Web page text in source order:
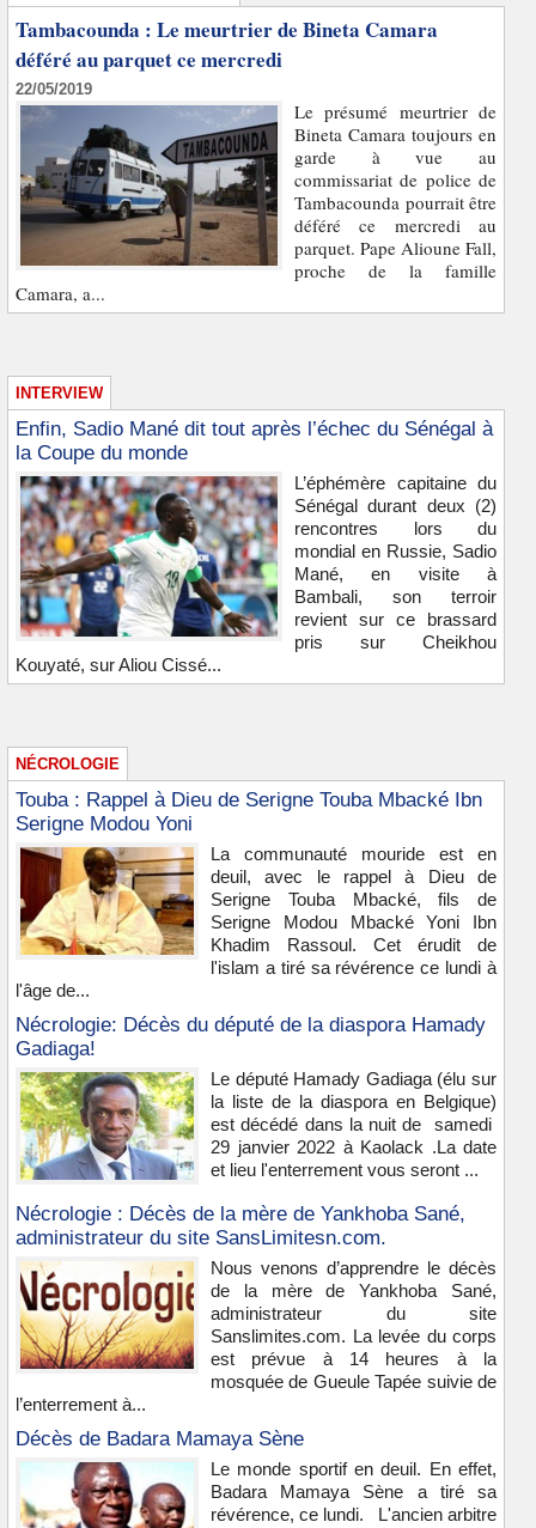
Tambacounda : Le meurtrier de Bineta Camara
déféré au parquet ce mercredi
22/05/2019
Le présumé meurtrier de
Bineta Camara toujours en
garde à vue au
commissariat de police de
Tambacounda pourrait être
déféré ce mercredi au
parquet. Pape Alioune Fall,
proche de la famille
Camara, a...
INTERVIEW
Enfin, Sadio Mané dit tout après l’échec du Sénégal à
la Coupe du monde
L’éphémère capitaine du
Sénégal durant deux (2)
rencontres lors du
mondial en Russie, Sadio
Mané, en visite à
Bambali, son terroir
revient sur ce brassard
pris sur Cheikhou
Kouyaté, sur Aliou Cissé...
NÉCROLOGIE
Touba : Rappel à Dieu de Serigne Touba Mbacké Ibn
Serigne Modou Yoni
La communauté mouride est en
deuil, avec le rappel à Dieu de
Serigne Touba Mbacké, fils de
Serigne Modou Mbacké Yoni Ibn
Khadim Rassoul. Cet érudit de
l'islam a tiré sa révérence ce lundi à
l'âge de...
Nécrologie: Décès du député de la diaspora Hamady
Gadiaga!
Le député Hamady Gadiaga (élu sur
la liste de la diaspora en Belgique)
est décédé dans la nuit de samedi
29 janvier 2022 à Kaolack .La date
et lieu l'enterrement vous seront ...
Nécrologie : Décès de la mère de Yankhoba Sané,
administrateur du site SansLimitesn.com.
Nous venons d’apprendre le décès
de la mère de Yankhoba Sané,
administrateur du site
Sanslimites.com. La levée du corps
est prévue à 14 heures à la
mosquée de Gueule Tapée suivie de
l’enterrement à...
Décès de Badara Mamaya Sène
Le monde sportif en deuil. En effet,
Badara Mamaya Sène a tiré sa
révérence, ce lundi. L'ancien arbitre